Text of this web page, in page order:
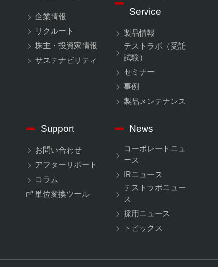
企業情報
リクルート
株主・投資家情報
サステナビリティ
Service
製品情報
テストラボ（受託
試験）
セミナー
事例
製品メンテナンス
Support
お問い合わせ
アフターサポート
コラム
単位変換ツール
News
コーポレートニュ
ース
IRニュース
テストラボニュー
ス
採用ニュース
トピックス